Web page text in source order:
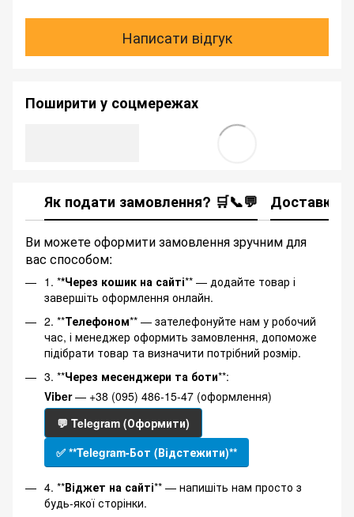
Написати відгук
Поширити у соцмережах
Як подати замовлення? 🛒📞💬 Доставка
Ви можете оформити замовлення зручним для
вас способом:
1. **Через кошик на сайті** — додайте товар і
завершіть оформлення онлайн.
2. **Телефоном** — зателефонуйте нам у робочий
час, і менеджер оформить замовлення, допоможе
підібрати товар та визначити потрібний розмір.
3. **Через месенджери та боти**:
Viber— +38 (095) 486-15-47 (оформлення)
💬 Telegram (Оформити)
✅ **Telegram-Бот (Відстежити)**
4. **Віджет на сайті** — напишіть нам просто з
будь-якої сторінки.